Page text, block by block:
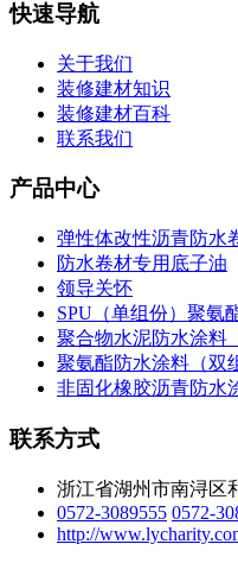
快速导航
关于我们
装修建材知识
装修建材百科
联系我们
产品中心
弹性体改性沥青防水
防水卷材专用底子油
领导关怀
SPU（单组份）聚氨
聚合物水泥防水涂料
聚氨酯防水涂料（双
非固化橡胶沥青防水
联系方式
浙江省湖州市南浔区
0572-3089555 0572-
http://